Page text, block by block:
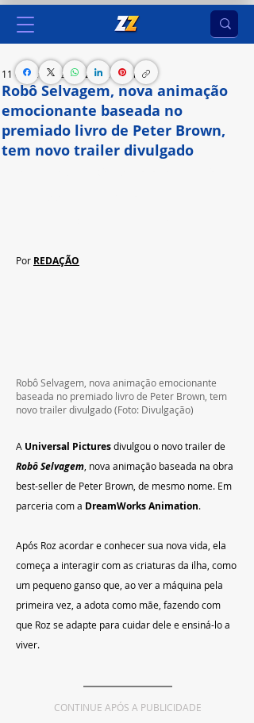
Robô Selvagem, nova animação
emocionante baseada no
premiado livro de Peter Brown,
tem novo trailer divulgado
11 de jun. de 2024 2 min de leitura
Por REDAÇÃO
Robô Selvagem, nova animação emocionante
baseada no premiado livro de Peter Brown, tem
novo trailer divulgado (Foto: Divulgação)
A Universal Pictures divulgou o novo trailer de
Robô Selvagem , nova animação baseada na obra
best-seller de Peter Brown, de mesmo nome. Em
parceria com a DreamWorks Animation.
Após Roz acordar e conhecer sua nova vida, ela
começa a interagir com as criaturas da ilha, como
um pequeno ganso que, ao ver a máquina pela
primeira vez, a adota como mãe, fazendo com
que Roz se adapte para cuidar dele e ensiná-lo a
viver.
CONTINUE APÓS A PUBLICIDADE